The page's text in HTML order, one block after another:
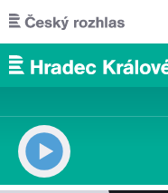
Přejít k hlavnímu obsahu